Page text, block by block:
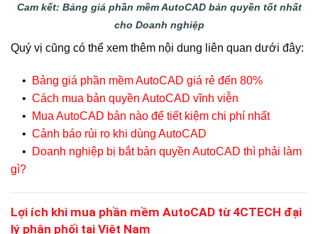
Cam kết: Bảng giá phần mềm AutoCAD bản quyền tốt nhất
cho Doanh nghiệp
Quý vị cũng có thể xem thêm nội dung liên quan dưới đây:
•
Bảng giá phần mềm AutoCAD giá rẻ đến 80%
• Cách mua bản quyền AutoCAD vĩnh viễn
•
Mua AutoCAD bản nào để tiết kiệm chi phí nhất
• Cảnh báo rủi ro khi dùng AutoCAD
•
Doanh nghiệp bị bắt bản quyền AutoCAD thì phải làm
gì?
Lợi ích khi mua phần mềm AutoCAD từ 4CTECH đại
lý phân phối tại Việt Nam